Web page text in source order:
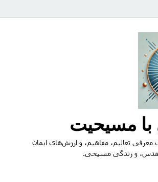
با مسیحیت
تعالیم، مفاهیم، و ارزش‌های ایمان
و زندگی مسیحی.